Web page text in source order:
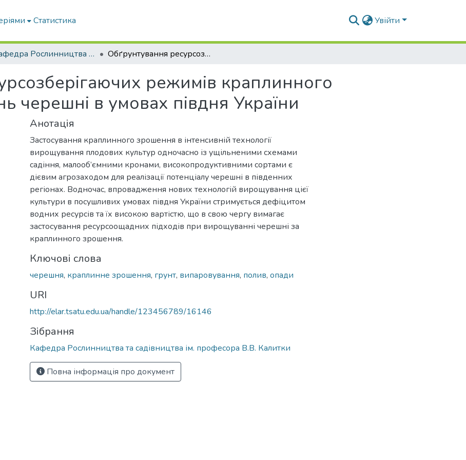
Статистика Увійти
Кафедра Рослинництва та садівництва ім. професора В.В. Калитки Обґрунтування ресурсозберігаючих режимів краплинного зрошення насаджень черешні в умовах півдня України
режимів краплинного
черешні в умовах півдня України
Анотація
Застосування краплинного зрошення в інтенсивній технології
вирощування плодових культур одночасно із ущільненими схемами
садіння, малооб’ємними кронами, високопродуктивними сортами є
дієвим агрозаходом для реалізації потенціалу черешні в південних
регіонах. Водночас, впровадження нових технологій вирощування цієї
культури в посушливих умовах півдня України стримується дефіцитом
водних ресурсів та їх високою вартістю, що в свою чергу вимагає
застосування ресурсоощадних підходів при вирощуванні черешні за
краплинного зрошення.
Ключові слова
черешня, краплинне зрошення, грунт, випаровування, полив, опади
URI
http://elar.tsatu.edu.ua/handle/123456789/16146
Зібрання
Кафедра Рослинництва та садівництва ім. професора В.В. Калитки
Повна інформація про документ